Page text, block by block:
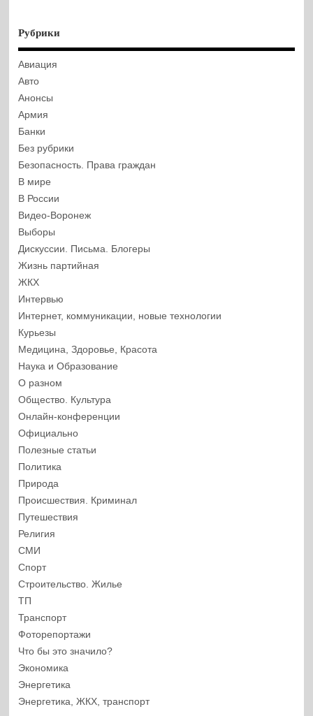
Рубрики
Авиация
Авто
Анонсы
Армия
Банки
Без рубрики
Безопасность. Права граждан
В мире
В России
Видео-Воронеж
Выборы
Дискуссии. Письма. Блогеры
Жизнь партийная
ЖКХ
Интервью
Интернет, коммуникации, новые технологии
Курьезы
Медицина, Здоровье, Красота
Наука и Образование
О разном
Общество. Культура
Онлайн-конференции
Официально
Полезные статьи
Политика
Природа
Происшествия. Криминал
Путешествия
Религия
СМИ
Спорт
Строительство. Жилье
ТП
Транспорт
Фоторепортажи
Что бы это значило?
Экономика
Энергетика
Энергетика, ЖКХ, транспорт